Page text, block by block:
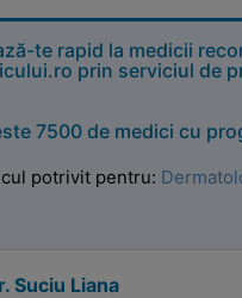
te rapid la medicii
prin serviciul de
7500 de medici cu
potrivit pentru:
Suciu Liana